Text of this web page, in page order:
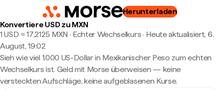
Herunterladen
Konvertiere USD zu MXN
1 USD ≈ 17,2125 MXN · Echter Wechselkurs · Heute aktualisiert, 6.
August, 19:02
Sieh wie viel 1.000 US-Dollar in Mexikanischer Peso zum echten
Wechselkurs ist. Geld mit Morse überweisen — keine
versteckten Aufschläge, keine aufgeblasenen Kurse.